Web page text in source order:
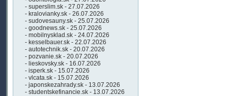
- superslim.sk - 27.07.2026
- kralovianky.sk - 26.07.2026
- sudovesauny.sk - 25.07.2026
- goodnews.sk - 25.07.2026
- mobilnysklad.sk - 24.07.2026
- kesselbauer.sk - 22.07.2026
- autotechnik.sk - 20.07.2026
- pozvanie.sk - 20.07.2026
- lieskovsky.sk - 16.07.2026
- isperk.sk - 15.07.2026
- vlcata.sk - 15.07.2026
- japonskezahrady.sk - 13.07.2026
- studentskefinancie.sk - 13.07.2026